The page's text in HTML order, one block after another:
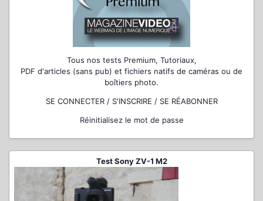
Tous nos tests Premium, Tutoriaux,
PDF d'articles (sans pub) et fichiers natifs de caméras ou de
boîtiers photo.
SE CONNECTER / S'INSCRIRE / SE RÉABONNER
Réinitialisez le mot de passe
Test Sony ZV-1 M2